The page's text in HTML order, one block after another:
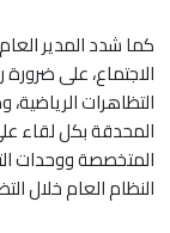
كما شدد المدير
الاجتماع، على
التظاهرات
المحدقة بكل لقاء
المتخصصة ووحدات
النظام العام خلال